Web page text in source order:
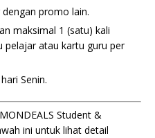
promo lain.
maksimal 1 (satu) kali
pelajar atau kartu guru per
Senin.
Student &
ini untuk lihat detail